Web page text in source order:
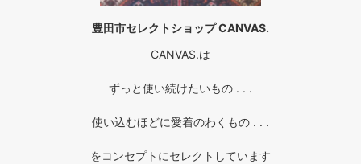
豊田市セレクトショップ CANVAS.
CANVAS.は
ずっと使い続けたいもの . . .
使い込むほどに愛着のわくもの . . .
をコンセプトにセレクトしています